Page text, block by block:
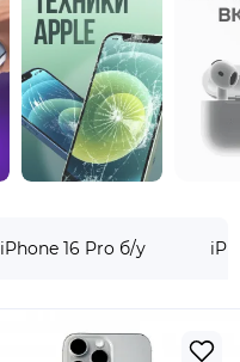
iPhone 16 Pro б/у